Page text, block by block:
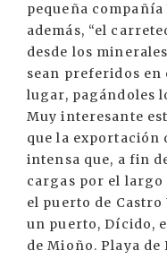
pequeña
además, “el
desde los
sean preferidos en
lugar, pagándoles
Muy interesante
que la exportación
intensa que, a fin
cargas por el largo
el puerto de
un puerto, Dícido,
de Mioño. Playa de